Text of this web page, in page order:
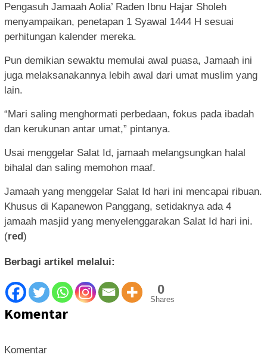
Pengasuh Jamaah Aolia’ Raden Ibnu Hajar Sholeh
menyampaikan, penetapan 1 Syawal 1444 H sesuai
perhitungan kalender mereka.
Pun demikian sewaktu memulai awal puasa, Jamaah ini
juga melaksanakannya lebih awal dari umat muslim yang
lain.
“Mari saling menghormati perbedaan, fokus pada ibadah
dan kerukunan antar umat,” pintanya.
Usai menggelar Salat Id, jamaah melangsungkan halal
bihalal dan saling memohon maaf.
Jamaah yang menggelar Salat Id hari ini mencapai ribuan.
Khusus di Kapanewon Panggang, setidaknya ada 4
jamaah masjid yang menyelenggarakan Salat Id hari ini.
(red)
Berbagi artikel melalui:
0
Shares
Komentar
Komentar